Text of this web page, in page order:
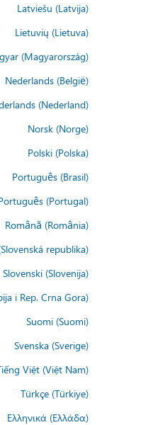
Latviešu (Latvija)
Lietuvių (Lietuva)
(Magyarország)
Nederlands (België)
(Nederland)
Norsk (Norge)
Polski (Polska)
Português (Brasil)
(Portugal)
Română (România)
republika)
Slovenski (Slovenija)
i Rep. Crna Gora)
Suomi (Suomi)
Svenska (Sverige)
Việt (Việt Nam)
Türkçe (Türkiye)
Ελληνικά (Ελλάδα)